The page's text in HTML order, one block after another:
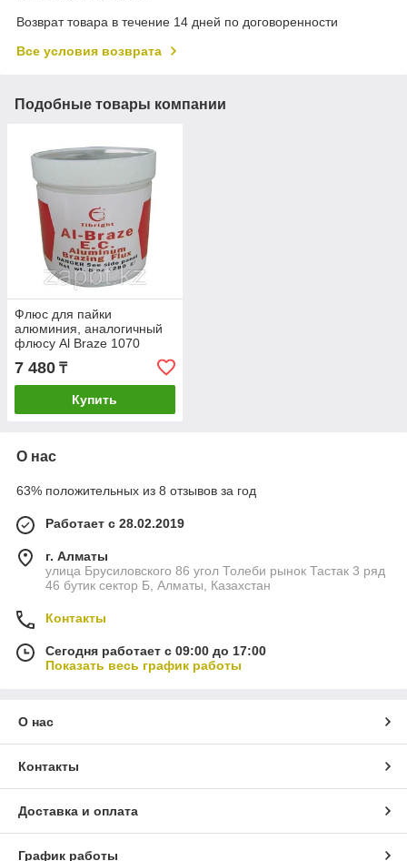
Возврат товара в течение 14 дней по договоренности
Все условия возврата
Подобные товары компании
Флюс для пайки
алюминия, аналогичный
флюсу Al Braze 1070
7 480 ₸
Купить
О нас
63% положительных из 8 отзывов за год
Работает с 28.02.2019
г. Алматы
улица Брусиловского 86 угол Толеби рынок Тастак 3 ряд
46 бутик сектор Б, Алматы, Казахстан
Контакты
Сегодня работает с 09:00 до 17:00
Показать весь график работы
О нас
Контакты
Доставка и оплата
График работы